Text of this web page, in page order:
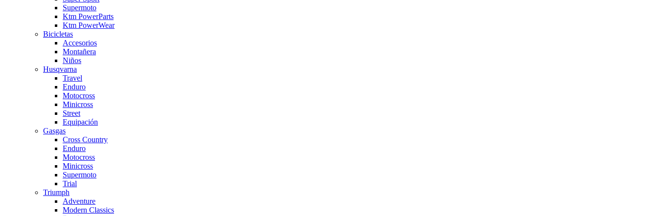
Supermoto
Ktm PowerParts
Ktm PowerWear
Bicicletas
Accesorios
Montañera
Niños
Husqvarna
Travel
Enduro
Motocross
Minicross
Street
Equipación
Gasgas
Cross Country
Enduro
Motocross
Minicross
Supermoto
Trial
Triumph
Adventure
Modern Classics